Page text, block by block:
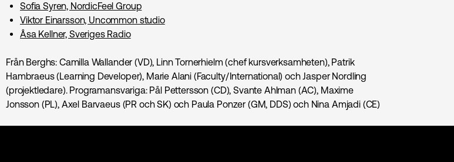
Sofia Syren, NordicFeel Group
Viktor Einarsson, Uncommon studio
Åsa Kellner, Sveriges Radio
Från Berghs: Camilla Wallander (VD), Linn Tornerhielm (chef kursverksamheten), Patrik
Hambraeus (Learning Developer), Marie Alani (Faculty/International) och Jasper Nordling
(projektledare). Programansvariga: Pål Pettersson (CD), Svante Ahlman (AC), Maxime
Jonsson (PL), Axel Barvaeus (PR och SK) och Paula Ponzer (GM, DDS) och Nina Amjadi (CE)